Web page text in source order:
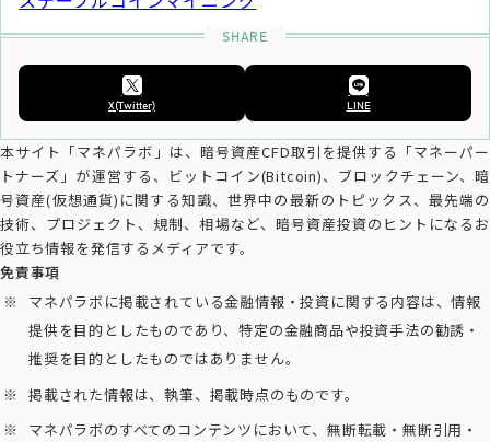
X(Twitter) LINE
本サイト「マネパラボ」は、暗号資産CFD取引を提供する「マネーパー
トナーズ」が運営する、ビットコイン(Bitcoin)、ブロックチェーン、暗
号資産(仮想通貨)に関する知識、世界中の最新のトピックス、最先端の
技術、プロジェクト、規制、相場など、暗号資産投資のヒントになるお
役立ち情報を発信するメディアです。
免責事項
マネパラボに掲載されている金融情報・投資に関する内容は、情報
提供を目的としたものであり、特定の金融商品や投資手法の勧誘・
推奨を目的としたものではありません。
掲載された情報は、執筆、掲載時点のものです。
マネパラボのすべてのコンテンツにおいて、無断転載・無断引用・